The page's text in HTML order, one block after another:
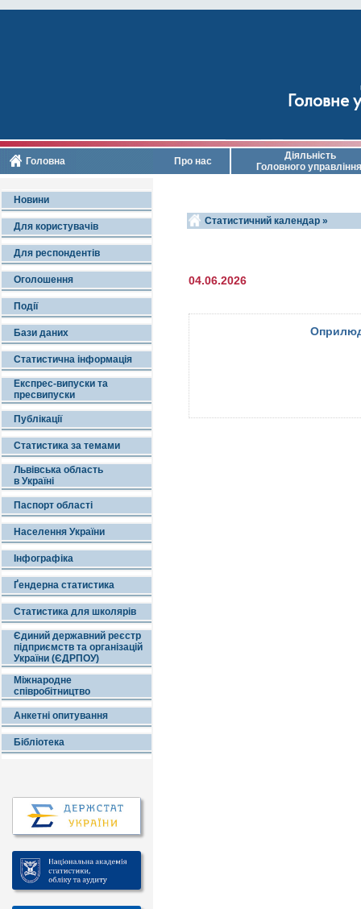
Головне
Головна Про нас
Діяльність
Головного управління
Новини
Для користувачів
Для респондентів
Оголошення
Події
Бази даних
Статистична інформація
Експрес-випуски та
пресвипуски
Публікації
Статистика за темами
Львівська область
в Україні
Паспорт області
Населення України
Інфографіка
Ґендерна статистика
Статистика для школярів
Єдиний державний реєстр
підприємств та організацій
України (ЄДРПОУ)
Міжнародне
співробітництво
Анкетні опитування
Бібліотека
Статистичний календар »
04.06.2026